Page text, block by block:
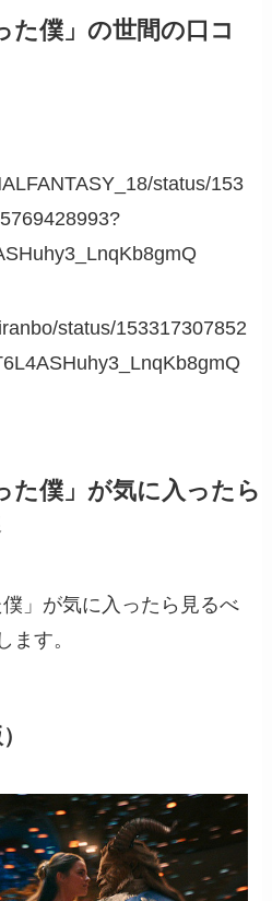
た僕」の世間の口コ
status/153
status/153317307852
た僕」が気に入ったら
僕」が気に入ったら見るべ
ます。